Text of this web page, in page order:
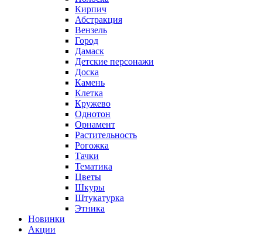
Кирпич
Абстракция
Вензель
Город
Дамаск
Детские персонажи
Доска
Камень
Клетка
Кружево
Однотон
Орнамент
Растительность
Рогожка
Тачки
Тематика
Цветы
Шкуры
Штукатурка
Этника
Новинки
Акции